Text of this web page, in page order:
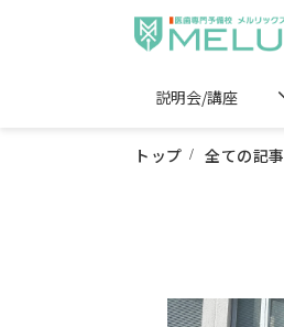
説明会/講座
トップ 全ての記事